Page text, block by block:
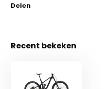
Delen
Recent bekeken